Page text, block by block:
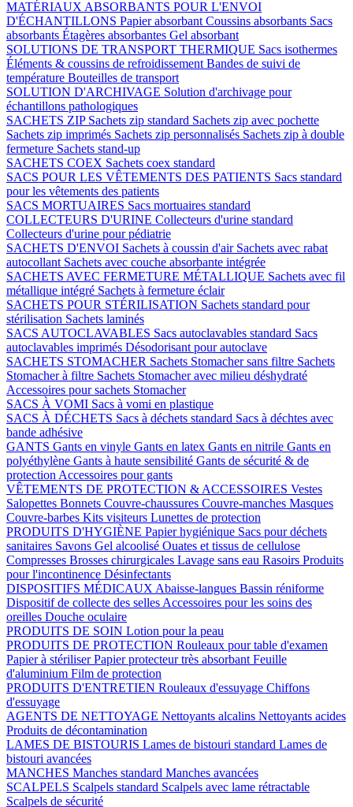
MATÉRIAUX ABSORBANTS POUR L'ENVOI
D'ÉCHANTILLONS Papier absorbant Coussins absorbants Sacs
absorbants Étagères absorbantes Gel absorbant
SOLUTIONS DE TRANSPORT THERMIQUE Sacs isothermes
Éléments & coussins de refroidissement Bandes de suivi de
température Bouteilles de transport
SOLUTION D'ARCHIVAGE Solution d'archivage pour
échantillons pathologiques
SACHETS ZIP Sachets zip standard Sachets zip avec pochette
Sachets zip imprimés Sachets zip personnalisés Sachets zip à double
fermeture Sachets stand-up
SACHETS COEX Sachets coex standard
SACS POUR LES VÊTEMENTS DES PATIENTS Sacs standard
pour les vêtements des patients
SACS MORTUAIRES Sacs mortuaires standard
COLLECTEURS D'URINE Collecteurs d'urine standard
Collecteurs d'urine pour pédiatrie
SACHETS D'ENVOI Sachets à coussin d'air Sachets avec rabat
autocollant Sachets avec couche absorbante intégrée
SACHETS AVEC FERMETURE MÉTALLIQUE Sachets avec fil
métallique intégré Sachets à fermeture éclair
SACHETS POUR STÉRILISATION Sachets standard pour
stérilisation Sachets laminés
SACS AUTOCLAVABLES Sacs autoclavables standard Sacs
autoclavables imprimés Désodorisant pour autoclave
SACHETS STOMACHER Sachets Stomacher sans filtre Sachets
Stomacher à filtre Sachets Stomacher avec milieu déshydraté
Accessoires pour sachets Stomacher
SACS À VOMI Sacs à vomi en plastique
SACS À DÉCHETS Sacs à déchets standard Sacs à déchtes avec
bande adhésive
GANTS Gants en vinyle Gants en latex Gants en nitrile Gants en
polyéthylène Gants à haute sensibilité Gants de sécurité & de
protection Accessoires pour gants
VÊTEMENTS DE PROTECTION & ACCESSOIRES Vestes
Salopettes Bonnets Couvre-chaussures Couvre-manches Masques
Couvre-barbes Kits visiteurs Lunettes de protection
PRODUITS D'HYGIÈNE Papier hygiénique Sacs pour déchets
sanitaires Savons Gel alcoolisé Ouates et tissus de cellulose
Compresses Brosses chirurgicales Lavage sans eau Rasoirs Produits
pour l'incontinence Désinfectants
DISPOSITIFS MÉDICAUX Abaisse-langues Bassin réniforme
Dispositif de collecte des selles Accessoires pour les soins des
oreilles Douche oculaire
PRODUITS DE SOIN Lotion pour la peau
PRODUITS DE PROTECTION Rouleaux pour table d'examen
Papier à stériliserPapier protecteur très absorbant Feuille
d'aluminium Film de protection
PRODUITS D'ENTRETIEN Rouleaux d'essuyage Chiffons
d'essuyage
AGENTS DE NETTOYAGE Nettoyants alcalins Nettoyants acides
Produits de décontamination
LAMES DE BISTOURIS Lames de bistouri standard Lames de
bistouri avancées
MANCHES Manches standard Manches avancées
SCALPELS Scalpels standard Scalpels avec lame rétractable
Scalpels de sécurité